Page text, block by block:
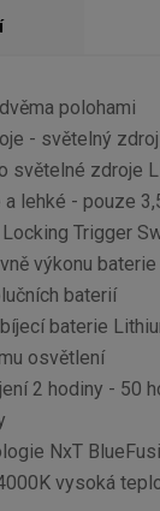
polohami
- světelný
světelné zdroje
a lehké - pouze
Trigger
výkonu baterie
baterií
baterie
osvětlení
2 hodiny - 50
NxT
vysoká